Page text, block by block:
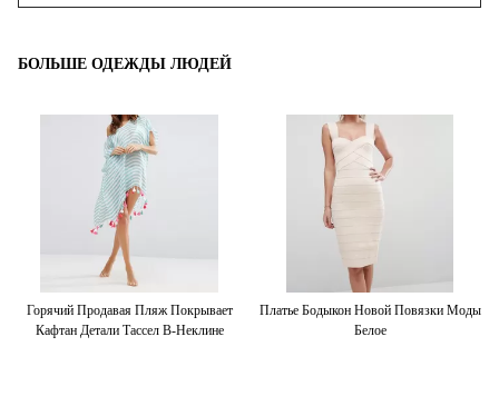
БОЛЬШЕ ОДЕЖДЫ ЛЮДЕЙ
Горячий Продавая Пляж Покрывает
Кафтан Детали Тассел В-Неклине
Платье Бодыкон Новой Повязки Моды
Белое